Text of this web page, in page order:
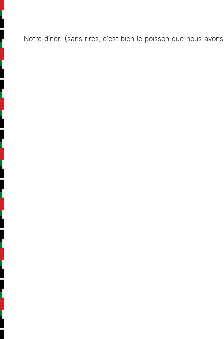
Notre dîner! (sans rires, c’est bien le poisson que nous